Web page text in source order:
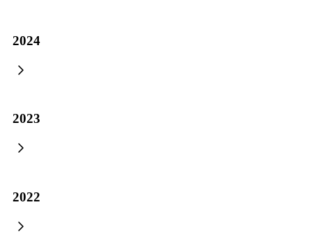
Javni oglas za popunu upražnjenog radnog mjesta namještenika u
10.03.2026